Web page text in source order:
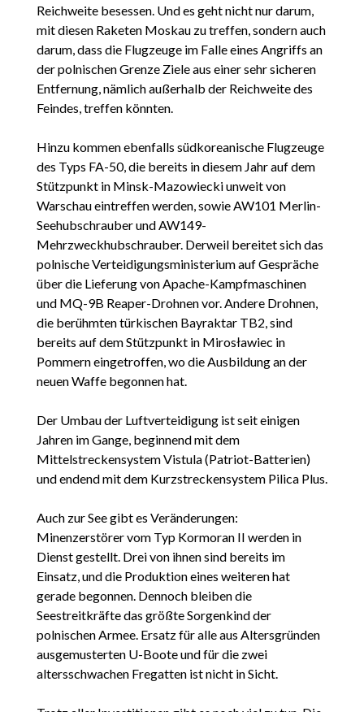
Reichweite besessen. Und es geht nicht nur darum,
mit diesen Raketen Moskau zu treffen, sondern auch
darum, dass die Flugzeuge im Falle eines Angriffs an
der polnischen Grenze Ziele aus einer sehr sicheren
Entfernung, nämlich außerhalb der Reichweite des
Feindes, treffen könnten.
Hinzu kommen ebenfalls südkoreanische Flugzeuge
des Typs FA-50, die bereits in diesem Jahr auf dem
Stützpunkt in Minsk-Mazowiecki unweit von
Warschau eintreffen werden, sowie AW101 Merlin-
Seehubschrauber und AW149-
Mehrzweckhubschrauber. Derweil bereitet sich das
polnische Verteidigungsministerium auf Gespräche
über die Lieferung von Apache-Kampfmaschinen
und MQ-9B Reaper-Drohnen vor. Andere Drohnen,
die berühmten türkischen Bayraktar TB2, sind
bereits auf dem Stützpunkt in Mirosławiec in
Pommern eingetroffen, wo die Ausbildung an der
neuen Waffe begonnen hat.
Der Umbau der Luftverteidigung ist seit einigen
Jahren im Gange, beginnend mit dem
Mittelstreckensystem Vistula (Patriot-Batterien)
und endend mit dem Kurzstreckensystem Pilica Plus.
Auch zur See gibt es Veränderungen:
Minenzerstörer vom Typ Kormoran II werden in
Dienst gestellt. Drei von ihnen sind bereits im
Einsatz, und die Produktion eines weiteren hat
gerade begonnen. Dennoch bleiben die
Seestreitkräfte das größte Sorgenkind der
polnischen Armee. Ersatz für alle aus Altersgründen
ausgemusterten U-Boote und für die zwei
altersschwachen Fregatten ist nicht in Sicht.